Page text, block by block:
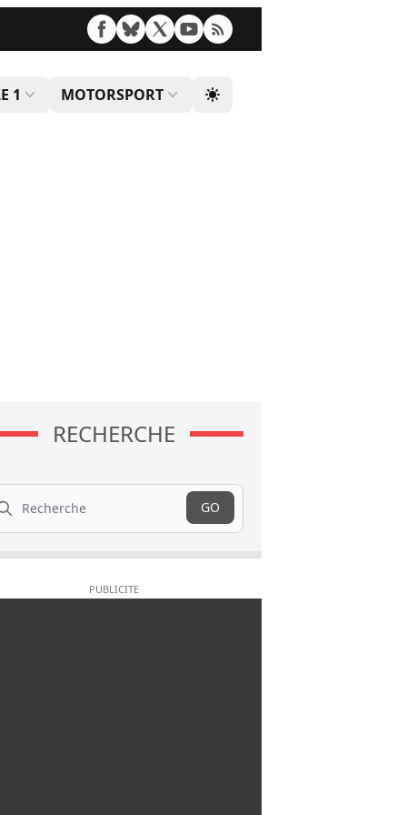
1 MOTORSPORT
RECHERCHE
GO